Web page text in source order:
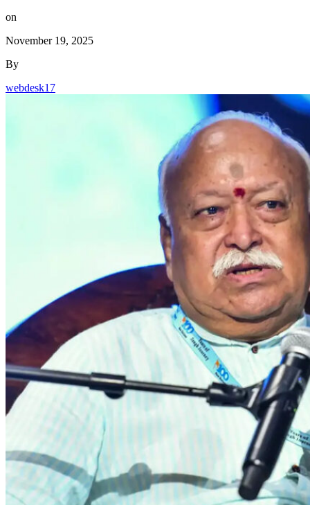
on
November 19, 2025
By
webdesk17